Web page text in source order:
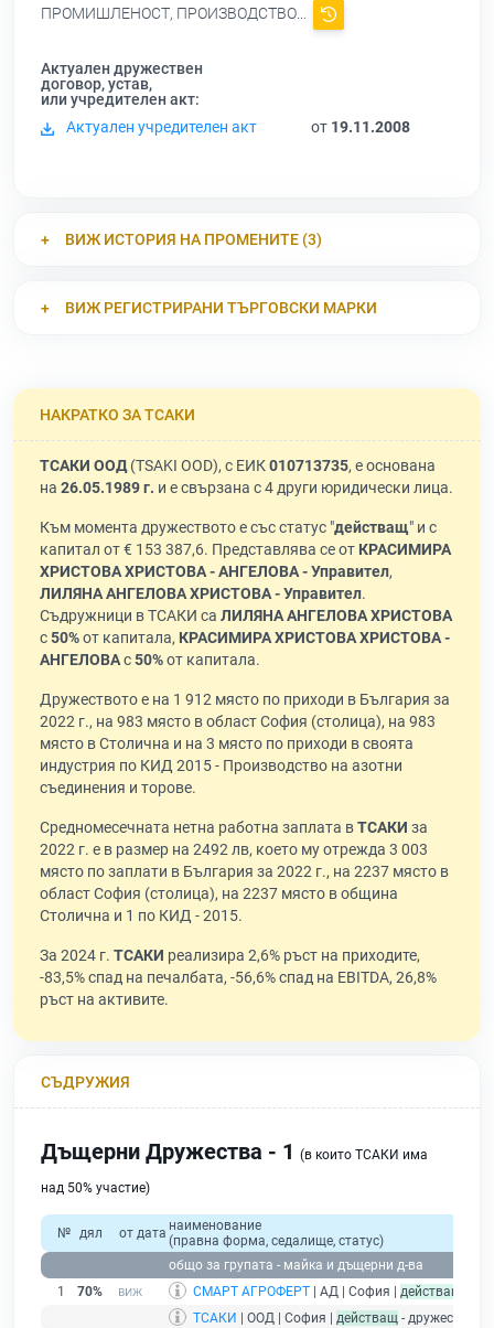
ПРОМИШЛЕНОСТ, ПРОИЗВОДСТВО...
Актуален дружествен
договор, устав,
или учредителен акт:
Актуален учредителен акт
от 19.11.2008
ВИЖ ИСТОРИЯ НА ПРОМЕНИТЕ (3)
ВИЖ РЕГИСТРИРАНИ ТЪРГОВСКИ МАРКИ
НАКРАТКО ЗА ТСАКИ
ТСАКИ ООД(TSAKI OOD), с ЕИК010713735, е основана
на 26.05.1989 г. и е свързана с 4 други юридически лица.
Към момента дружеството е със статус "действащ" и с
капитал от € 153 387,6. Представлява се от КРАСИМИРА
ХРИСТОВА ХРИСТОВА - АНГЕЛОВА - Управител,
ЛИЛЯНА АНГЕЛОВА ХРИСТОВА - Управител.
Съдружници в ТСАКИ са ЛИЛЯНА АНГЕЛОВА ХРИСТОВА
с50%от капитала, КРАСИМИРА ХРИСТОВА ХРИСТОВА -
АНГЕЛОВАс50%от капитала.
Дружеството е на 1 912 място по приходи в България за
2022 г., на 983 място в област София (столица), на 983
място в Столична и на 3 място по приходи в своята
индустрия по КИД 2015 - Производство на азотни
съединения и торове.
Средномесечната нетна работна заплата вТСАКИ за
2022 г. е в размер на 2492 лв, което му отрежда 3 003
място по заплати в България за 2022 г., на 2237 място в
област София (столица), на 2237 място в община
Столична и 1 по КИД - 2015.
За 2024 г. ТСАКИ реализира 2,6% ръст на приходите,
-83,5% спад на печалбата, -56,6% спад на EBITDA, 26,8%
ръст на активите.
СЪДРУЖИЯ
Дъщерни Дружества - 1 (в които ТСАКИ има
над 50% участие)
№ дял от дата наименование
(правна форма, седалище, статус)
общо за групата - майка и дъщерни д-ва
1
70% СМАРТ АГРОФЕРТ | АД | София | действащ
ТСАКИ
| ООД | София | действащ - дружество